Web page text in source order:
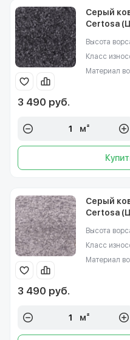
Серый
Certosa
Высота
Класс
Материал
3 490 руб.
м²
Серый
Certosa
Высота
Класс
Материал
3 490 руб.
м²